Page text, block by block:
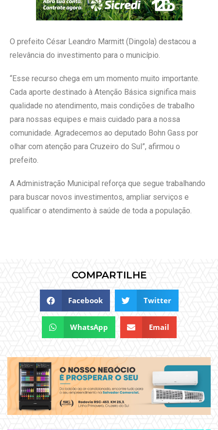
O prefeito César Leandro Marmitt (Dingola) destacou a
relevância do investimento para o município.
“Esse recurso chega em um momento muito importante.
Cada aporte destinado à Atenção Básica significa mais
qualidade no atendimento, mais condições de trabalho
para nossas equipes e mais cuidado para a nossa
comunidade. Agradecemos ao deputado Bohn Gass por
olhar com atenção para Cruzeiro do Sul”, afirmou o
prefeito.
A Administração Municipal reforça que segue trabalhando
para buscar novos investimentos, ampliar serviços e
qualificar o atendimento à saúde de toda a população.
COMPARTILHE
Facebook Twitter
WhatsApp Email